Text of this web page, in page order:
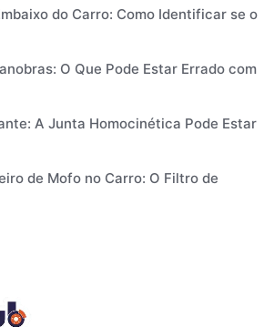
do Carro: Como Identificar se o
O Que Pode Estar Errado com
A Junta Homocinética Pode Estar
de Mofo no Carro: O Filtro de